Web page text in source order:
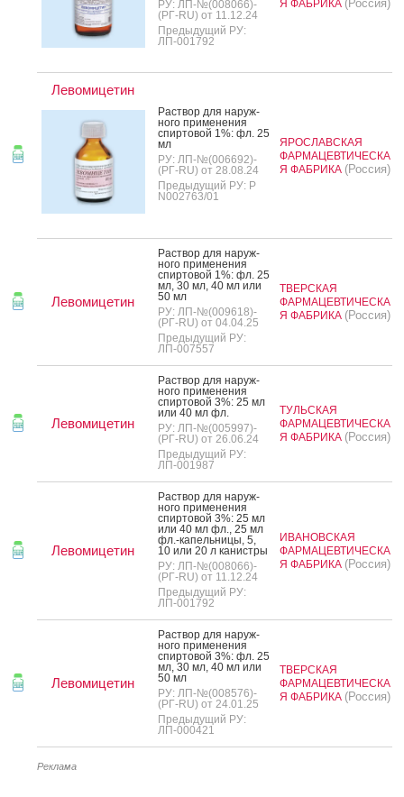
РУ: ЛП-№(008066)-
(РГ-RU) от 11.12.24
Предыдущий РУ:
ЛП-001792
Я ФАБРИКА (Россия)
Левомицетин
Рас­твор для на­руж­
но­го при­мене­ния
спир­то­вой 1%: фл. 25
мл
РУ: ЛП-№(006692)-
(РГ-RU) от 28.08.24
Предыдущий РУ: Р
N002763/01
ЯРОСЛАВСКАЯ
ФАРМАЦЕВТИЧЕСКА
Я ФАБРИКА (Россия)
Левомицетин
Рас­твор для на­руж­
но­го при­мене­ния
спир­то­вой 1%: фл. 25
мл, 30 мл, 40 мл или
50 мл
РУ: ЛП-№(009618)-
(РГ-RU) от 04.04.25
Предыдущий РУ:
ЛП-007557
ТВЕРСКАЯ
ФАРМАЦЕВТИЧЕСКА
Я ФАБРИКА (Россия)
Левомицетин
Рас­твор для на­руж­
но­го при­мене­ния
спир­то­вой 3%: 25 мл
или 40 мл фл.
РУ: ЛП-№(005997)-
(РГ-RU) от 26.06.24
Предыдущий РУ:
ЛП-001987
ТУЛЬСКАЯ
ФАРМАЦЕВТИЧЕСКА
Я ФАБРИКА (Россия)
Левомицетин
Рас­твор для на­руж­
но­го при­мене­ния
спир­то­вой 3%: 25 мл
или 40 мл фл., 25 мл
фл.-ка­пель­ни­цы, 5,
10 или 20 л ка­нис­тры
РУ: ЛП-№(008066)-
(РГ-RU) от 11.12.24
Предыдущий РУ:
ЛП-001792
ИВАНОВСКАЯ
ФАРМАЦЕВТИЧЕСКА
Я ФАБРИКА (Россия)
Левомицетин
Рас­твор для на­руж­
но­го при­мене­ния
спир­то­вой 3%: фл. 25
мл, 30 мл, 40 мл или
50 мл
РУ: ЛП-№(008576)-
(РГ-RU) от 24.01.25
Предыдущий РУ:
ЛП-000421
ТВЕРСКАЯ
ФАРМАЦЕВТИЧЕСКА
Я ФАБРИКА (Россия)
Реклама